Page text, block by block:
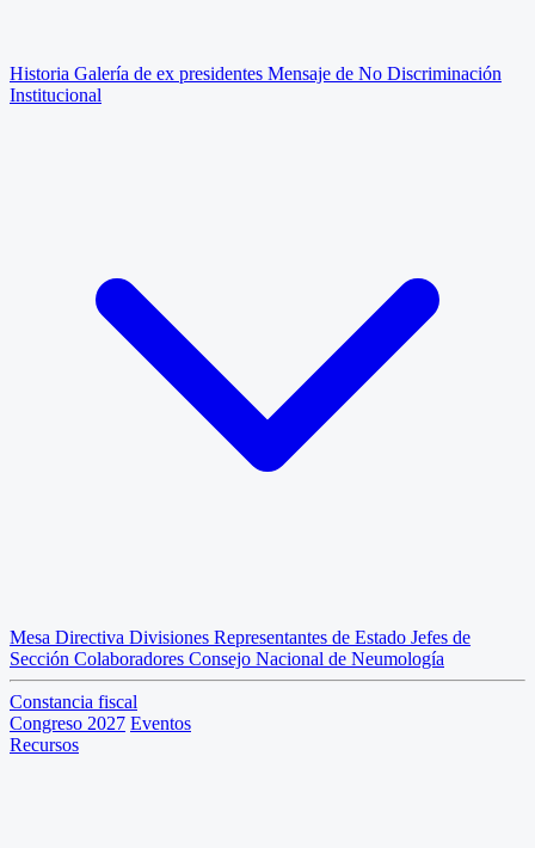
Historia Galería de ex presidentes Mensaje de No Discriminación
Institucional
Mesa Directiva Divisiones Representantes de Estado Jefes de
Sección Colaboradores Consejo Nacional de Neumología
Constancia fiscal
Congreso 2027 Eventos
Recursos